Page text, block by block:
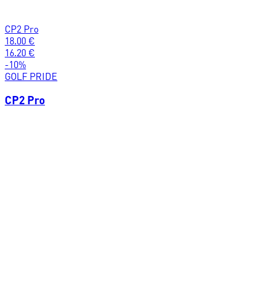
CP2 Pro
18.00 €
16.20 €
-10%
GOLF PRIDE
CP2 Pro